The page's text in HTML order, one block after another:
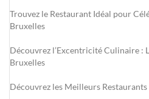
Trouvez le Restaurant Idéal pour
Bruxelles
Découvrez l’Excentricité Culinaire :
Bruxelles
Découvrez les Meilleurs Restaurants